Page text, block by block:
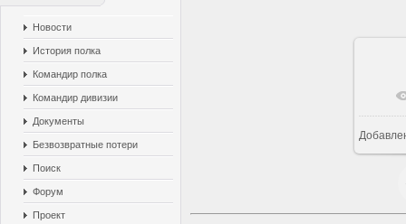
Новости
История полка
Командир полка
Командир дивизии
Документы
Безвозвратные потери
Поиск
Форум
Проект